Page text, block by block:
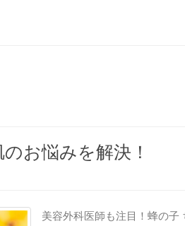
お悩みを解決！
美容外科医師も注目！蜂の子